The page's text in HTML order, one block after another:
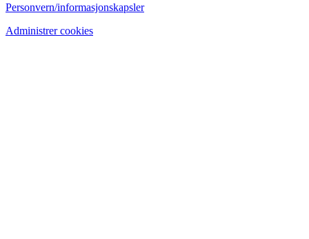
Personvern/informasjonskapsler
Administrer cookies